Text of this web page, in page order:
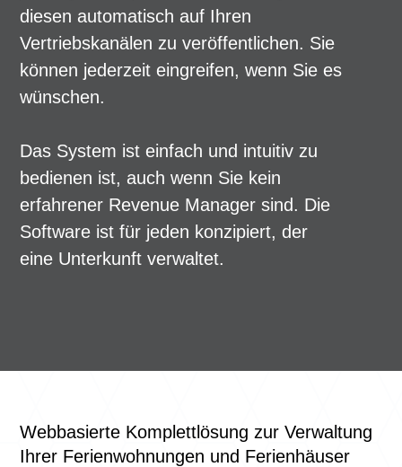
diesen automatisch auf Ihren
Vertriebskanälen zu veröffentlichen. Sie
können jederzeit eingreifen, wenn Sie es
wünschen.
Das System ist einfach und intuitiv zu
bedienen ist, auch wenn Sie kein
erfahrener Revenue Manager sind. Die
Software ist für jeden konzipiert, der
eine Unterkunft verwaltet.
Webbasierte Komplettlösung zur Verwaltung
Ihrer Ferienwohnungen und Ferienhäuser